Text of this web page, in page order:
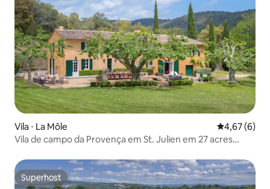
Vila ⋅ La Môle 4,67 de uma
4,67 (6)
Vila de campo da Provença em St. Julien em 27 acres
Superhost
Superhost